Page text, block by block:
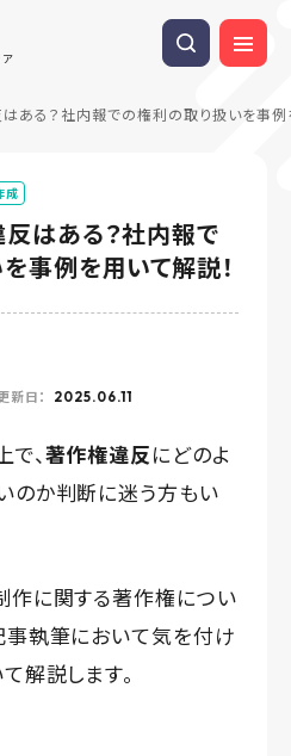
ある？社内報での権利の取り扱いを事例
成
はある？社内報で
事例を用いて解説！
新日： 2025.06.11
、著作権違反にどのよ
のか判断に迷う方もい
作に関する著作権につい
事執筆において気を付け
解説します。